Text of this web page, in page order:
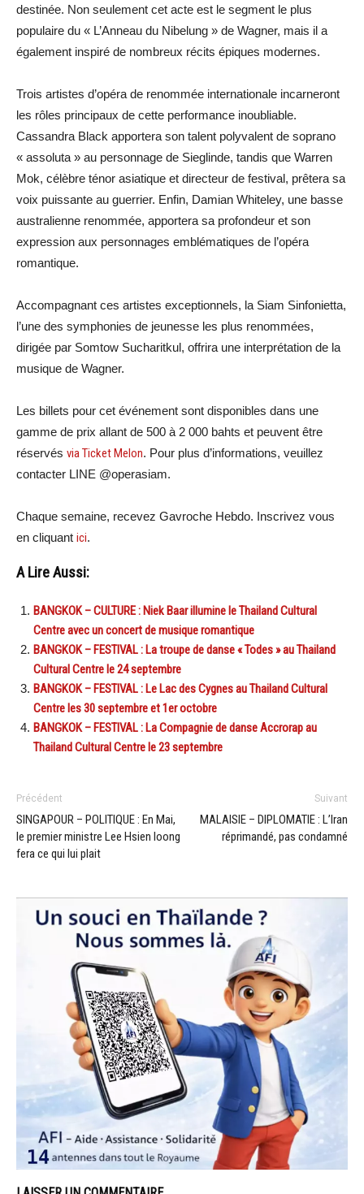
destinée. Non seulement cet acte est le segment le plus
populaire du « L’Anneau du Nibelung » de Wagner, mais il a
également inspiré de nombreux récits épiques modernes.
Trois artistes d’opéra de renommée internationale incarneront
les rôles principaux de cette performance inoubliable.
Cassandra Black apportera son talent polyvalent de soprano
« assoluta » au personnage de Sieglinde, tandis que Warren
Mok, célèbre ténor asiatique et directeur de festival, prêtera sa
voix puissante au guerrier. Enfin, Damian Whiteley, une basse
australienne renommée, apportera sa profondeur et son
expression aux personnages emblématiques de l’opéra
romantique.
Accompagnant ces artistes exceptionnels, la Siam Sinfonietta,
l’une des symphonies de jeunesse les plus renommées,
dirigée par Somtow Sucharitkul, offrira une interprétation de la
musique de Wagner.
Les billets pour cet événement sont disponibles dans une
gamme de prix allant de 500 à 2 000 bahts et peuvent être
réservés via Ticket Melon. Pour plus d’informations, veuillez
contacter LINE @operasiam.
Chaque semaine, recevez Gavroche Hebdo. Inscrivez vous
en cliquant ici.
A Lire Aussi:
BANGKOK – CULTURE : Niek Baar illumine le Thailand Cultural
Centre avec un concert de musique romantique
BANGKOK – FESTIVAL : La troupe de danse « Todes » au Thailand
Cultural Centre le 24 septembre
BANGKOK – FESTIVAL : Le Lac des Cygnes au Thailand Cultural
Centre les 30 septembre et 1er octobre
BANGKOK – FESTIVAL : La Compagnie de danse Accrorap au
Thailand Cultural Centre le 23 septembre
Précédent
SINGAPOUR – POLITIQUE : En Mai,
le premier ministre Lee Hsien loong
fera ce qui lui plait
Suivant
MALAISIE – DIPLOMATIE : L’Iran
réprimandé, pas condamné